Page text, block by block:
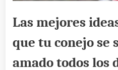
Las mejores
que tu conejo se
amado todos los